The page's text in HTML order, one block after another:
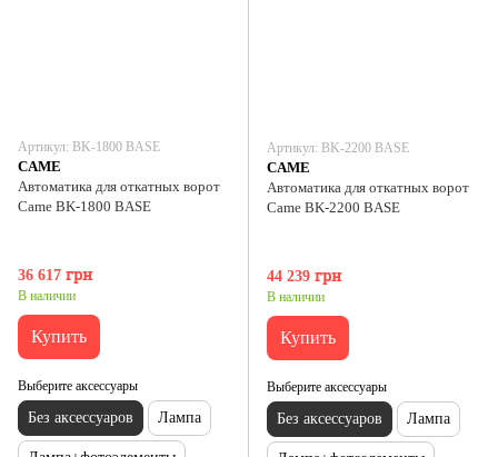
Артикул: ВK-1800 BASE
CAME
Автоматика для откатных ворот
Came ВK-1800 BASE
36 617 грн
В наличии
Купить
Выберите аксессуары
Без аксессуаров Лампа
Артикул: ВK-2200 BASE
CAME
Автоматика для откатных ворот
Came ВK-2200 BASE
44 239 грн
В наличии
Купить
Выберите аксессуары
Без аксессуаров Лампа